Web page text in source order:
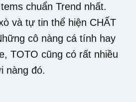
chuẩn Trend nhất.
và tự tin thể hiện CHẤT
cô nàng cá tính hay
TOTO cũng có rất nhiều
nàng đó.